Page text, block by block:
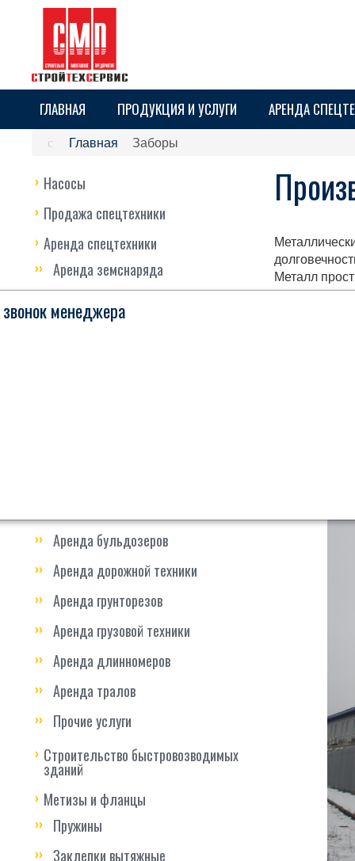
ГЛАВНАЯ ПРОДУКЦИЯ И УСЛУГИ АРЕНДА
Главная Заборы
Насосы
Продажа спецтехники
Аренда спецтехники
Аренда земснаряда
Аренда бульдозеров
Аренда дорожной техники
Аренда грунторезов
Аренда грузовой техники
Аренда длинномеров
Аренда тралов
Прочие услуги
Строительство быстровозводимых
зданий
Метизы и фланцы
Пружины
Заклепки вытяжные
Металл
позволяет
менеджера